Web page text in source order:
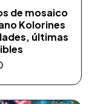
de mosaico
Kolorines
últimas